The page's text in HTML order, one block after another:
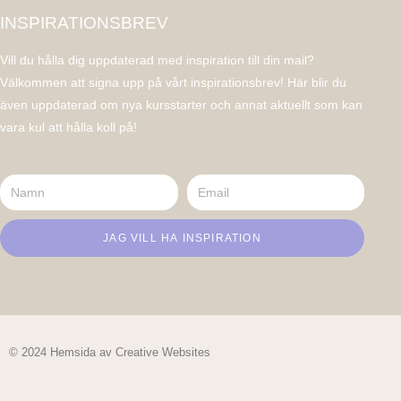
INSPIRATIONSBREV
Vill du hålla dig uppdaterad med inspiration till din mail?
Välkommen att signa upp på vårt inspirationsbrev! Här blir du
även uppdaterad om nya kursstarter och annat aktuellt som kan
vara kul att hålla koll på!
JAG VILL HA INSPIRATION
© 2024 Hemsida av Creative Websites